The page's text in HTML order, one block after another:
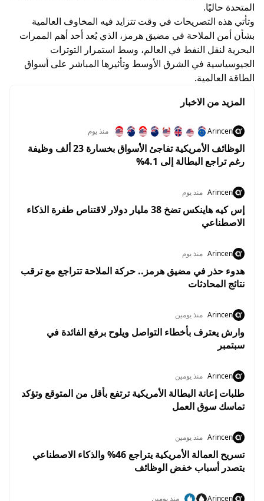
المتحدة حاليًا.
وتأتي هذه التصريحات في وقت تتزايد فيه المخاوف العالمية
بشأن أمن الملاحة في مضيق هرمز، الذي يُعد أحد أهم الممرات
البحرية لنقل النفط في العالم، وسط استمرار التوترات
الجيوسياسية في الشرق الأوسط وتأثيرها المباشر على أسواق
الطاقة العالمية.
المزيد من الاخبار
Arincen منذ يوم
الوظائف الأمريكية تفاجئ الأسواق بخسارة 23 ألف وظيفة
رغم تراجع البطالة إلى 4.1%
Arincen منذ يوم
إس كيه هاينكس تضخ 38 مليار دولار لاقتناص طفرة الذكاء
الاصطناعي
Arincen منذ يوم
هدوء حذر في مضيق هرمز.. حركة الملاحة تتراجع مع ترقب
نتائج المحادثات
Arincen منذ يومين
وارش يعترف بأخطاء التواصل ويلوح برفع الفائدة في
سبتمبر
Arincen منذ يومين
طلبات إعانة البطالة الأمريكية ترتفع بأقل من المتوقع وتؤكد
تماسك سوق العمل
Arincen منذ يومين
تسريح العمالة الأمريكية يتراجع 46% والذكاء الاصطناعي
يتصدر أسباب خفض الوظائف
Arincen منذ يومين